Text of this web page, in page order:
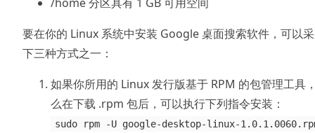
要在你的 Linux 系统中安装 Google 桌面搜索软件，可以
下三种方式之一：
如果你所用的 Linux 发行版基于 RPM 的包管理工具
么在下载 .rpm 包后，可以执行下列指令安装：
sudo rpm -U google-desktop-linux-